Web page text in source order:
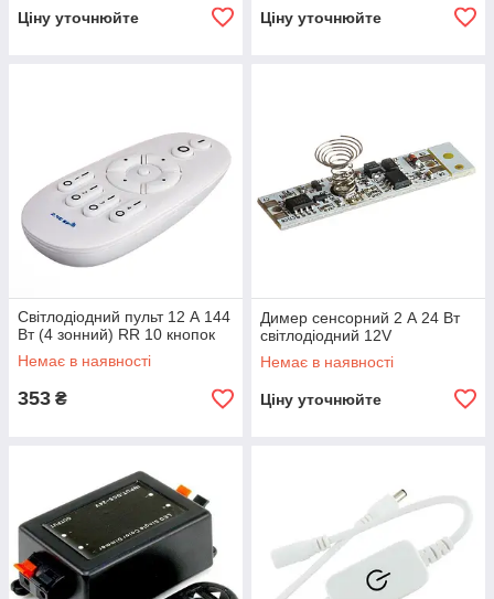
Ціну уточнюйте Ціну уточнюйте
Світлодіодний пульт 12 А 144
Вт (4 зонний) RR 10 кнопок
Немає в наявності
353 ₴
Димер сенсорний 2 А 24 Вт
світлодіодний 12V
Немає в наявності
Ціну уточнюйте